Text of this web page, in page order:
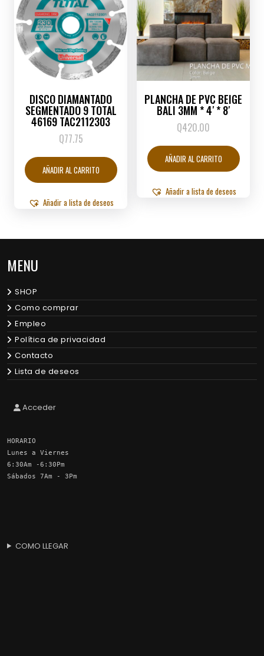
DISCO DIAMANTADO
SEGMENTADO 9 TOTAL
46169 TAC2112303
Q77.75
AÑADIR AL CARRITO
Añadir a lista de deseos
PLANCHA DE PVC BEIGE
BALI 3MM * 4′ * 8′
Q420.00
AÑADIR AL CARRITO
Añadir a lista de deseos
MENU
SHOP
Como comprar
Empleo
Política de privacidad
Contacto
Lista de deseos
Acceder
HORARIO
Lunes a Viernes
6:30Am -6:30Pm
Sábados 7Am - 3Pm
COMO LLEGAR